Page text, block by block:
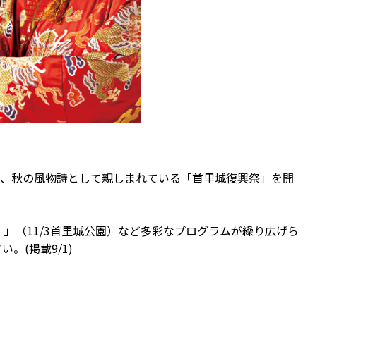
秋の風物詩として親しまれている「首里城復興祭」を開
（11/3首里城公園）など多彩なプログラムが繰り広げら
。(掲載9/1)